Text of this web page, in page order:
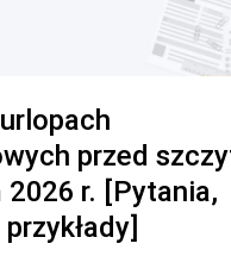
przed
r. [Pytania,